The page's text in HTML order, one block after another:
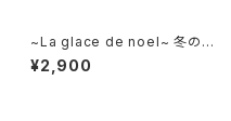
~La glace de noel~ 冬のア
イスクリーム6個セット
¥2,900